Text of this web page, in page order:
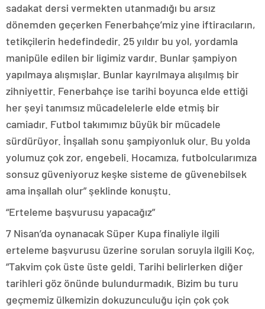
sadakat dersi vermekten utanmadığı bu arsız
dönemden geçerken Fenerbahçe’miz yine iftiracıların,
tetikçilerin hedefindedir. 25 yıldır bu yol, yordamla
manipüle edilen bir ligimiz vardır. Bunlar şampiyon
yapılmaya alışmışlar. Bunlar kayrılmaya alışılmış bir
zihniyettir. Fenerbahçe ise tarihi boyunca elde ettiği
her şeyi tanımsız mücadelelerle elde etmiş bir
camiadır. Futbol takımımız büyük bir mücadele
sürdürüyor. İnşallah sonu şampiyonluk olur. Bu yolda
yolumuz çok zor, engebeli. Hocamıza, futbolcularımıza
sonsuz güveniyoruz keşke sisteme de güvenebilsek
ama inşallah olur” şeklinde konuştu.
“Erteleme başvurusu yapacağız”
7 Nisan’da oynanacak Süper Kupa finaliyle ilgili
erteleme başvurusu üzerine sorulan soruyla ilgili Koç,
“Takvim çok üste üste geldi. Tarihi belirlerken diğer
tarihleri göz önünde bulundurmadık. Bizim bu turu
geçmemiz ülkemizin dokuzunculuğu için çok çok